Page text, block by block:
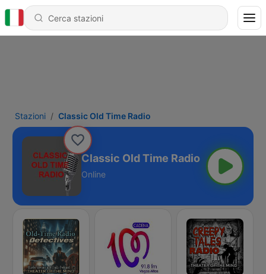
Stazioni Classic Old Time Radio
Classic Old Time Radio
Online